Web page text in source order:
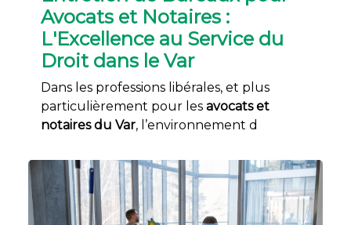
Avocats et Notaires :
L'Excellence au Service du
Droit dans le Var
Dans les professions libérales, et plus
particulièrement pour les avocats et
notaires du Var, l’environnement d